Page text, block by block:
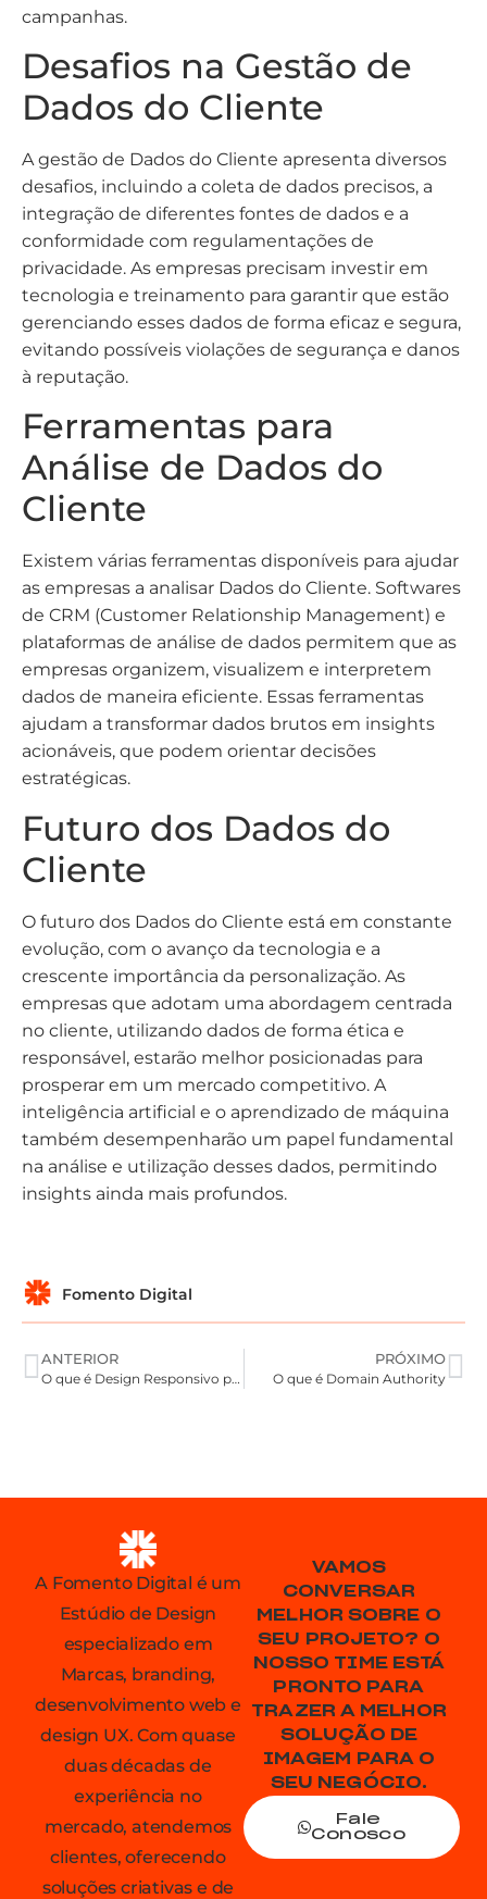
campanhas.
Desafios na Gestão de
Dados do Cliente
A gestão de Dados do Cliente apresenta diversos
desafios, incluindo a coleta de dados precisos, a
integração de diferentes fontes de dados e a
conformidade com regulamentações de
privacidade. As empresas precisam investir em
tecnologia e treinamento para garantir que estão
gerenciando esses dados de forma eficaz e segura,
evitando possíveis violações de segurança e danos
à reputação.
Ferramentas para
Análise de Dados do
Cliente
Existem várias ferramentas disponíveis para ajudar
as empresas a analisar Dados do Cliente. Softwares
de CRM (Customer Relationship Management) e
plataformas de análise de dados permitem que as
empresas organizem, visualizem e interpretem
dados de maneira eficiente. Essas ferramentas
ajudam a transformar dados brutos em insights
acionáveis, que podem orientar decisões
estratégicas.
Futuro dos Dados do
Cliente
O futuro dos Dados do Cliente está em constante
evolução, com o avanço da tecnologia e a
crescente importância da personalização. As
empresas que adotam uma abordagem centrada
no cliente, utilizando dados de forma ética e
responsável, estarão melhor posicionadas para
prosperar em um mercado competitivo. A
inteligência artificial e o aprendizado de máquina
também desempenharão um papel fundamental
na análise e utilização desses dados, permitindo
insights ainda mais profundos.
Fomento Digital
ANTERIOR
O que é Design Responsivo para Móveis
PRÓXIMO
O que é Domain Authority
A Fomento Digital é um
Estúdio de Design
especializado em
Marcas, branding,
desenvolvimento web e
design UX. Com quase
duas décadas de
experiência no
mercado, atendemos
clientes, oferecendo
soluções criativas e de
VAMOS
CONVERSAR
MELHOR SOBRE O
SEU PROJETO? O
NOSSO TIME ESTÁ
PRONTO PARA
TRAZER A MELHOR
SOLUÇÃO DE
IMAGEM PARA O
SEU NEGÓCIO.
Fale
Conosco